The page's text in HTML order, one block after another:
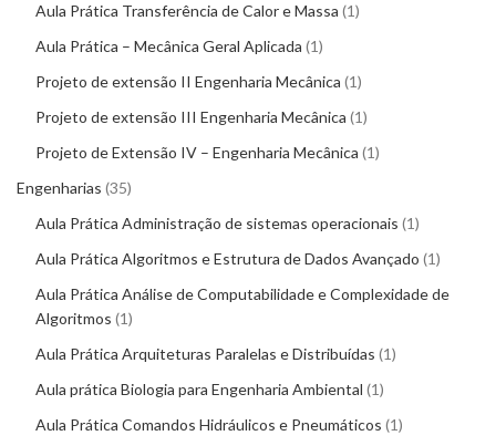
Aula Prática Transferência de Calor e Massa 1
Aula Prática – Mecânica Geral Aplicada 1
Projeto de extensão II Engenharia Mecânica 1
Projeto de extensão III Engenharia Mecânica 1
Projeto de Extensão IV – Engenharia Mecânica 1
Engenharias 35
Aula Prática Administração de sistemas operacionais 1
Aula Prática Algoritmos e Estrutura de Dados Avançado 1
Aula Prática Análise de Computabilidade e Complexidade de
Algoritmos 1
Aula Prática Arquiteturas Paralelas e Distribuídas 1
Aula prática Biologia para Engenharia Ambiental 1
Aula Prática Comandos Hidráulicos e Pneumáticos 1